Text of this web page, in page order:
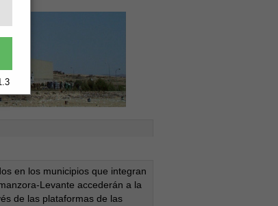
en los municipios que integran
Levante accederán a la
de las plataformas de las